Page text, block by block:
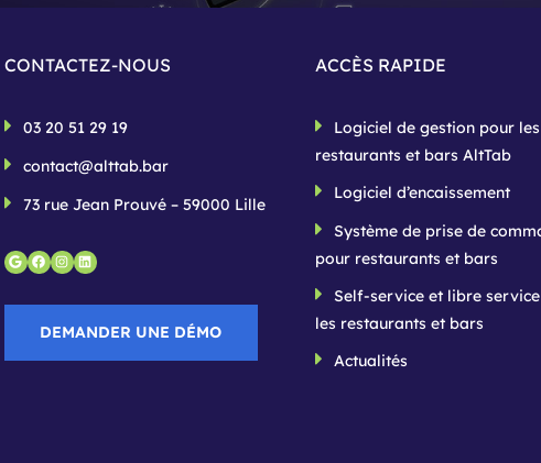
CONTACTEZ-NOUS
03 20 51 29 19
contact@alttab.bar
73 rue Jean Prouvé – 59000 Lille
Google
Facebook
Instagram
LinkedIn
DEMANDER UNE DÉMO
ACCÈS RAPIDE
Logiciel de gestion pour les
restaurants et bars AltTab
Logiciel d’encaissement
Système de prise de
pour restaurants et bars
Self-service et libre
les restaurants et bars
Actualités